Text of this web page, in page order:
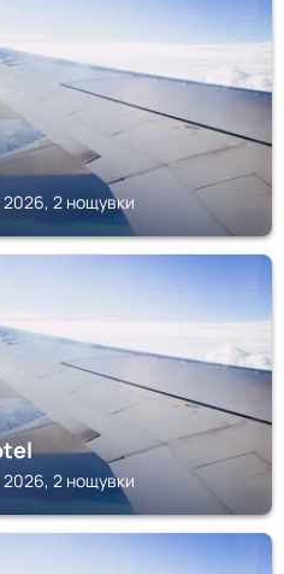
2026, 2 нощувки
2026, 2 нощувки